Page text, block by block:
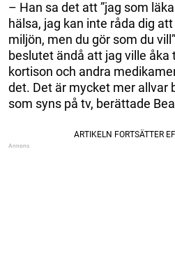
– Han sa det att ”jag som
hälsa, jag kan inte råda dig
miljön, men du gör som du
beslutet ändå att jag ville åka
kortison och andra
det. Det är mycket mer allvar
som syns på tv, berättade